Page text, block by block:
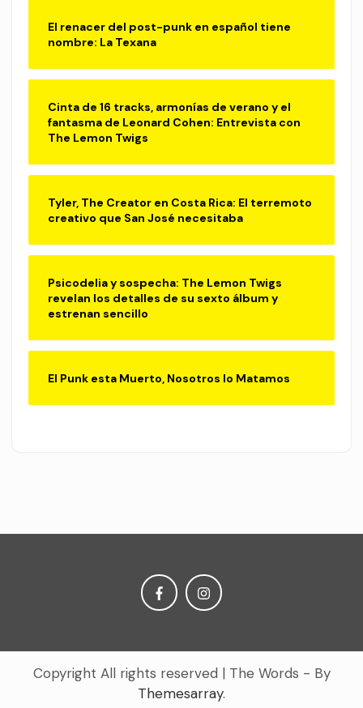
El renacer del post-punk en español tiene
nombre: La Texana
Cinta de 16 tracks, armonías de verano y el
fantasma de Leonard Cohen: Entrevista con
The Lemon Twigs
Tyler, The Creator en Costa Rica: El terremoto
creativo que San José necesitaba
Psicodelia y sospecha: The Lemon Twigs
revelan los detalles de su sexto álbum y
estrenan sencillo
El Punk esta Muerto, Nosotros lo Matamos
Copyright All rights reserved | The Words - By
Themesarray.